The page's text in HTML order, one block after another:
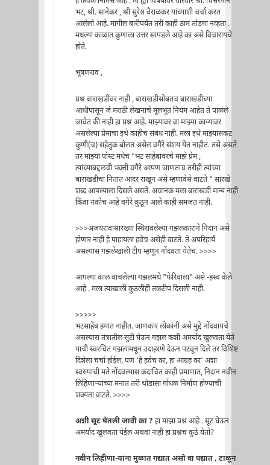
भट, श्री. सानेकर , श्री सुरेश वैराळकर यांच्याशी चर्चा करत
आलेलो आहे. मागील बारीपर्यंत तरी काही ठाम तोडगा नव्हता .
मधल्या काळात कुणाला उत्तर सापडले आहे का असे विचारायचे
होते.
भूषणराव ,
प्रश्न बाराखडीवर नाही , बाराखडीसोबतच बाराखडीच्या
आधीपासून जे मराठी लेखनाचे मूलभूत नियम आहेत ते पाळले
जावेत की नाही हा प्रश्न आहे. माझ्यावर वा माझ्या काव्यावर
असलेल्या प्रेमाचा इथे काहीच संबंध नाही. मला इथे माझ्यासकट
कुणी(च) सहेतुक बोलत असेल वगैरे संशय येत नाहीत. तसे असते
तर माझ्या पोस्ट मधेच "भट साहेबांवरचे माझे प्रेम ,
त्यांच्याबद्दलची भक्ती वगैरे आपण जाणताच तरीही त्यांच्या
बाराखडीचा नितांत आदर राखून असे म्हणावेसे वाटते " सारखे
शब्द आपल्याला दिसले असते. अचानक मला बाराखडी मान्य नाही
किंवा नकोच आहे वगैरे कुठून आले काही समजत नाही.
>>>अजयरावांसारख्या स्थिरावलेल्या गझलकाराने निदान असे
होणार नाही हे पाहायला हवेच असेही वाटते. ते अपरिहार्य
असल्यास गझलेखाली टीप म्हणून नोंदवता येतेच. >>>>
आपल्या काल वाचलेल्या गझलमधे "फेरिवाला" असे -हस्व केले
आहे . मला त्याखाली कुठलीही तळटीप दिसली नाही.
>>>>>
भटसाहेब हयात नाहीत. जाणकार लोकांनी असे मुद्दे नोंदवायचे
असल्यास तंत्रातील सुटी घेऊन गझल कशी अमर्याद खुलवता येते
याची स्वरचित गझलांमधून उदाहरणे देऊन पटवून दिले तर विशिष्ट
दिशेला चर्चा होईल, पण 'हे हवेच का, हा आग्रह का' अशा
स्वरुपाची मते नोंदवल्यास कदाचित काही प्रमाणात, निदान नवीन
लिहिणार्‍यांच्या मनात तरी थोडासा गोंधळ निर्माण होण्याची
शक्यता वाटते. >>>>
अशी सूट घेतली जावी का ? हा माझा प्रश्न आहे . सूट घेऊन
अमर्याद खुलवता येईल अथवा नाही हा प्रश्नच कुठे येतो?
नवीन लिहीणा-यांना मुळात गद्यात असो वा पद्यात , टाळून